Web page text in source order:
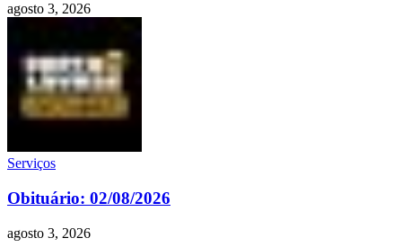
agosto 3, 2026
Serviços
Obituário: 02/08/2026
agosto 3, 2026